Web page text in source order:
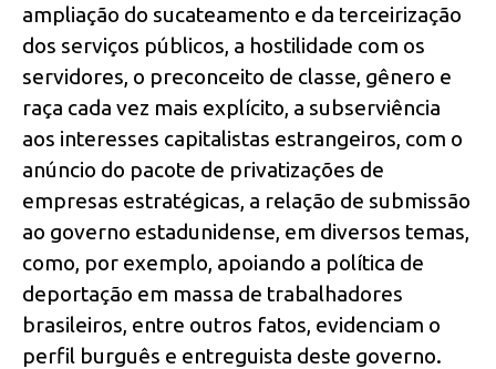
ampliação do sucateamento e da terceirização
dos serviços públicos, a hostilidade com os
servidores, o preconceito de classe, gênero e
raça cada vez mais explícito, a subserviência
aos interesses capitalistas estrangeiros, com o
anúncio do pacote de privatizações de
empresas estratégicas, a relação de submissão
ao governo estadunidense, em diversos temas,
como, por exemplo, apoiando a política de
deportação em massa de trabalhadores
brasileiros, entre outros fatos, evidenciam o
perfil burguês e entreguista deste governo.